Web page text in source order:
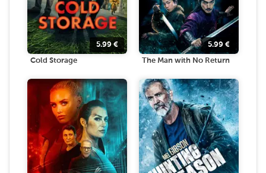
5.99 €
Cold Storage
5.99 €
The Man with No Return